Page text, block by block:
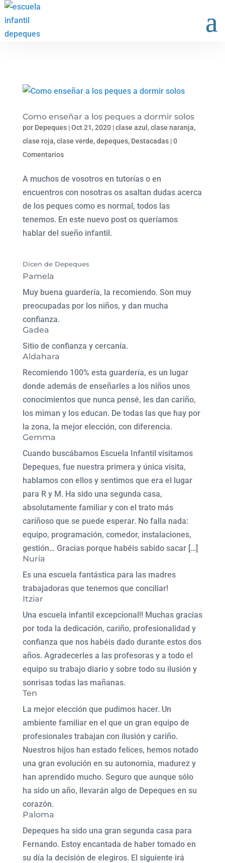
Como enseñar a los peques a dormir solos
por Depeques|Oct 21, 2020|clase azul ,clase naranja,
clase roja,clase verde,depeques, Destacadas|0
Comentarios
A muchos de vosotros en tutorías o en
encuentros con nosotras os asaltan dudas acerca
de los peques como es normal, todos las
tenemos. En este nuevo post os queríamos
hablar del sueño infantil.
Dicen de Depeques
Pamela
Muy buena guardería, la recomiendo. Son muy
preocupadas por los niños, y dan mucha
confianza.
Gadea
Sitio de confianza y cercanía.
Aldahara
Recomiendo 100% esta guardería, es un lugar
donde además de enseñarles a los niños unos
conocimientos que nunca pensé, les dan cariño,
los miman y los educan. De todas las que hay por
la zona, la mejor elección, con diferencia.
Gemma
Cuando buscábamos Escuela Infantil visitamos
Depeques, fue nuestra primera y única visita,
hablamos con ellos y sentimos que era el lugar
para R y M. Ha sido una segunda casa,
absolutamente familiar y con el trato más
cariñoso que se puede esperar. No falla nada:
equipo, programación, comedor, instalaciones,
gestión… Gracias porque habéis sabido sacar […]
Nuria
Es una escuela fantástica para las madres
trabajadoras que tenemos que conciliar!
Itziar
Una escuela infantil excepcional!! Muchas gracias
por toda la dedicación, cariño, profesionalidad y
confianza que nos habéis dado durante estos dos
años. Agradecerles a las profesoras y a todo el
equipo su trabajo diario y sobre todo su ilusión y
sonrisas todas las mañanas.
Ten
La mejor elección que pudimos hacer. Un
ambiente familiar en el que un gran equipo de
profesionales trabajan con ilusión y cariño.
Nuestros hijos han estado felices, hemos notado
una gran evolución en su autonomía, madurez y
han aprendido mucho. Seguro que aunque sólo
ha sido un año, llevarán algo de Depeques en su
corazón.
Paloma
Depeques ha sido una gran segunda casa para
Fernando. Estoy encantada de haber tomado en
su día la decisión de elegiros. El siguiente irá